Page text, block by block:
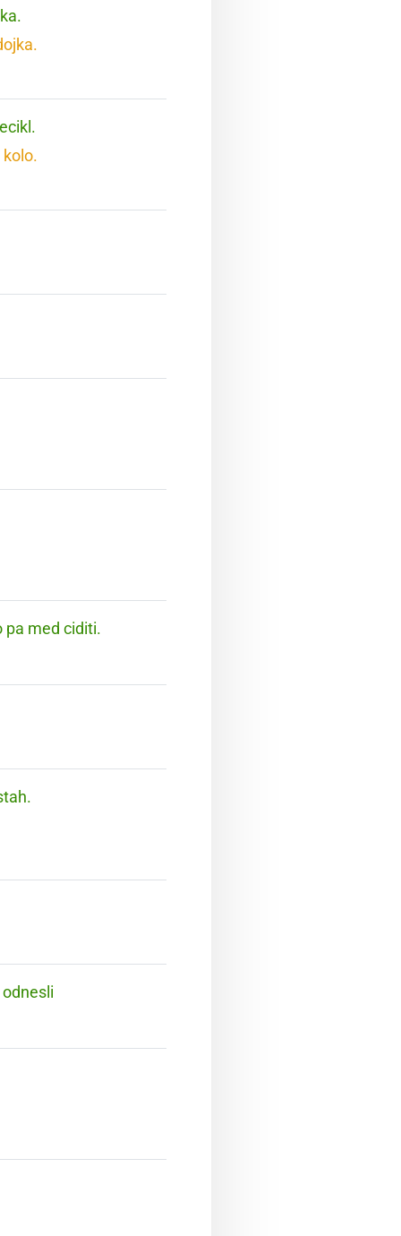
pa med ciditi.